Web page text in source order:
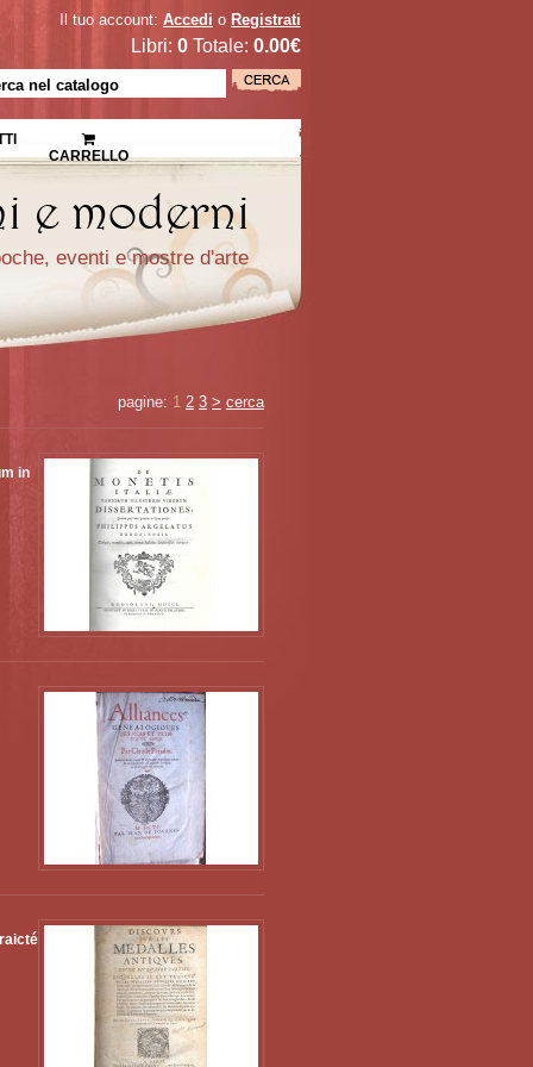
Il tuo account: Accedi o Registrati
Libri: 0 Totale: 0.00€
CARRELLO
eventi e mostre d'arte
pagine: 1 2 3 > cerca
in